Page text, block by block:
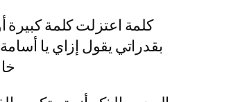
كلمة اعتزلت كلمة كبيرة
بقدراتي يقول إزاي يا